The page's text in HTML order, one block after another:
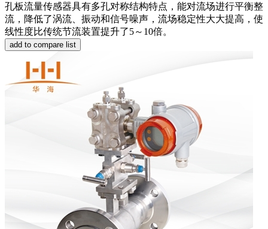
孔板流量传感器具有多孔对称结构特点，能对流场进行平衡整
流，降低了涡流、振动和信号噪声，流场稳定性大大提高，使
线性度比传统节流装置提升了5～10倍。